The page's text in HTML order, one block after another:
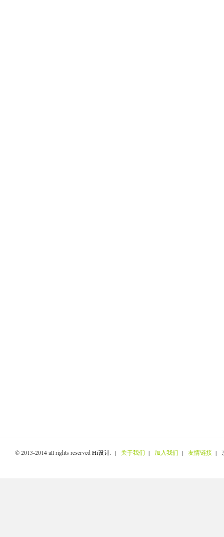
© 2013-2014 all rights reservedHi设计. | 关于我们 | 加入我们 | 友情链接 |